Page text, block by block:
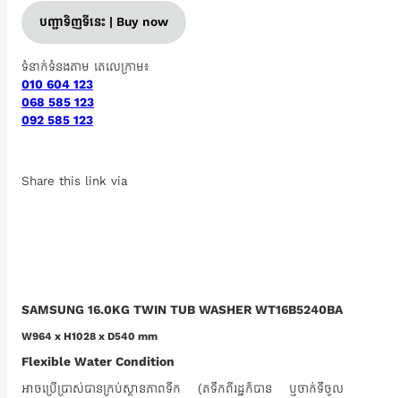
បញ្ជាទិញទីនេះ | Buy now
ទំនាក់ទំនងតាម តេលេក្រាម៖
010 604 123
068 585 123
092 585 123
Share this link via
SAMSUNG 16.0KG TWIN TUB WASHER WT16B5240BA
W964 x H1028 x D540 mm
Flexible Water Condition
អាចប្រើប្រាស់បានក្រប់ស្ថានភាពទឹក (តទឹកពីរដ្ឋក៏បាន ឬចាក់ទឹចូល